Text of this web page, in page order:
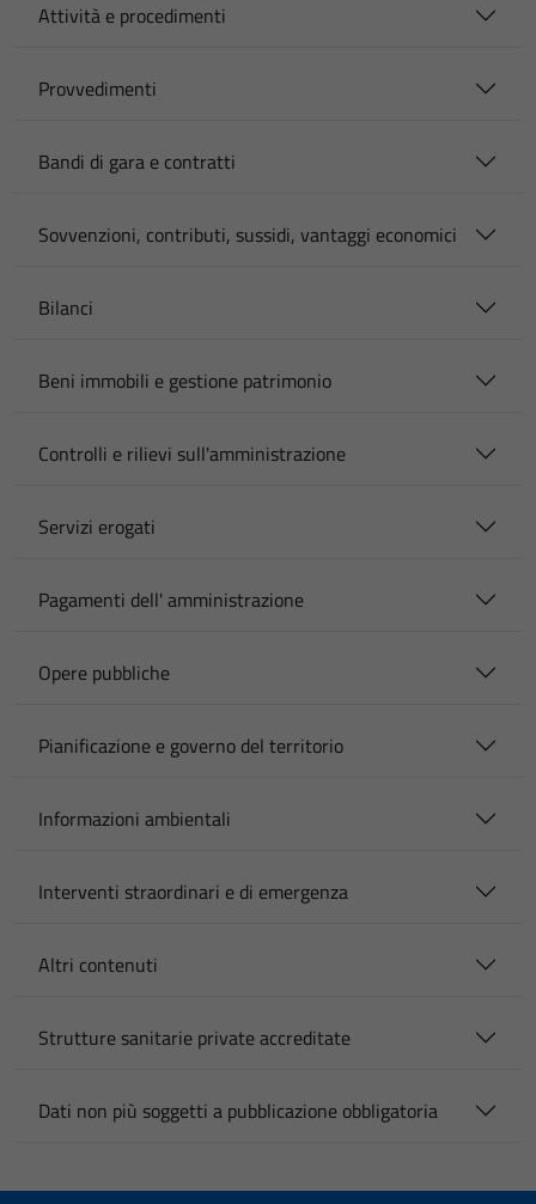
Attività e procedimenti
Provvedimenti
Bandi di gara e contratti
Sovvenzioni, contributi, sussidi, vantaggi economici
Bilanci
Beni immobili e gestione patrimonio
Controlli e rilievi sull'amministrazione
Servizi erogati
Pagamenti dell' amministrazione
Opere pubbliche
Pianificazione e governo del territorio
Informazioni ambientali
Interventi straordinari e di emergenza
Altri contenuti
Strutture sanitarie private accreditate
Dati non più soggetti a pubblicazione obbligatoria